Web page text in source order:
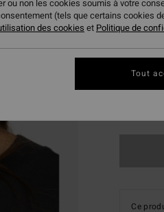
Ce
ou non les cookies soumis à votre
(tels que certains cookies
des cookies et Politique de
Tout